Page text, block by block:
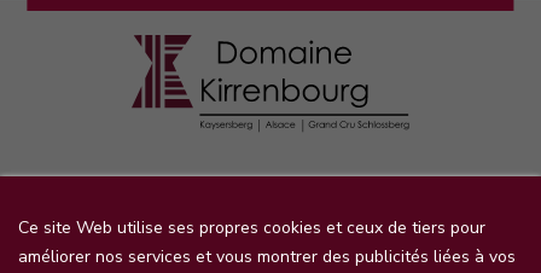
Ce site Web utilise ses propres cookies et ceux de tiers pour
améliorer nos services et vous montrer des publicités liées à vos